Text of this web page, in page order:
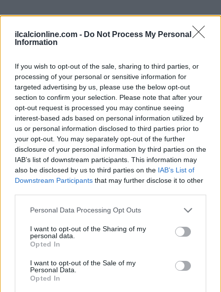
ilcalcionline.com - Do Not Process My Personal
Information
If you wish to opt-out of the sale, sharing to third parties, or
processing of your personal or sensitive information for
targeted advertising by us, please use the below opt-out
section to confirm your selection. Please note that after your
opt-out request is processed you may continue seeing
interest-based ads based on personal information utilized by
us or personal information disclosed to third parties prior to
your opt-out. You may separately opt-out of the further
disclosure of your personal information by third parties on the
IAB’s list of downstream participants. This information may
also be disclosed by us to third parties on the IAB’s List of
Downstream Participants that may further disclose it to other
Please note that this website/app uses one or more Google
not limited to your visit or usage behaviour. You may click to
grant or deny consent to Google and its third-party tags to
use your data for below specified purposes in below Google
consent section.
Personal Data Processing Opt Outs
I want to opt-out of the Sharing of my
personal data.
Opted In
I want to opt-out of the Sale of my
Personal Data.
Opted In
Continua a leggere
NEWS